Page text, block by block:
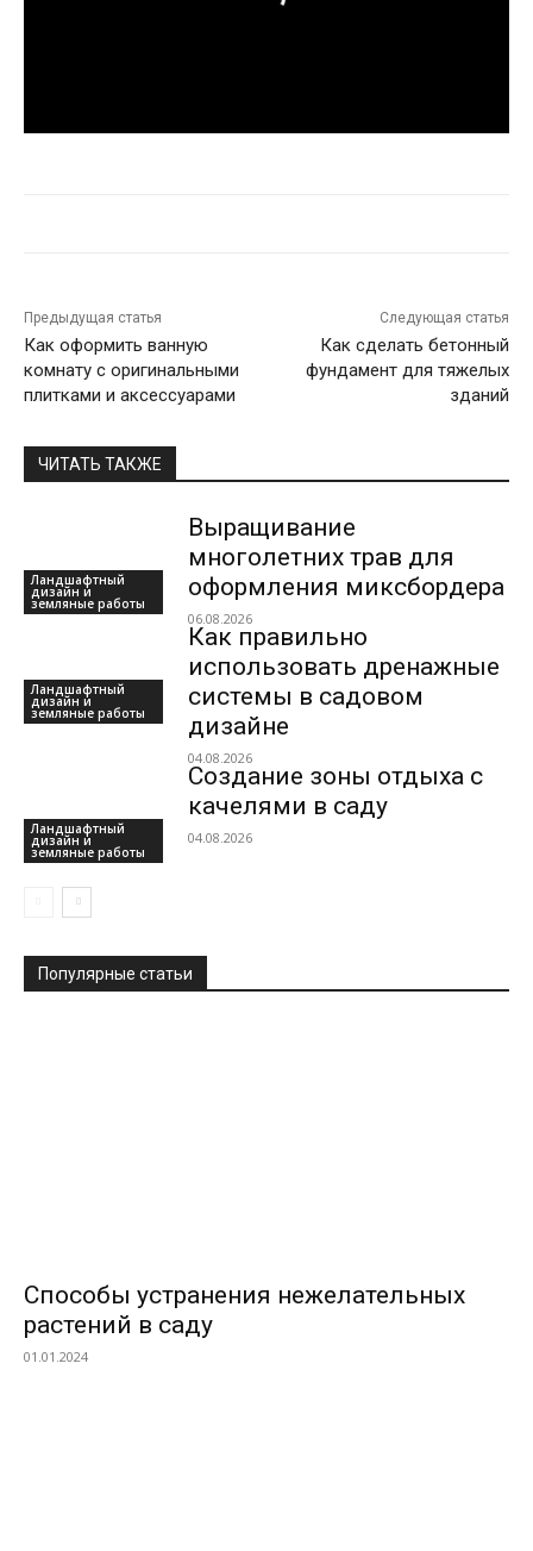
Предыдущая статья
Как оформить ванную
комнату с оригинальными
плитками и аксессуарами
Следующая статья
Как сделать бетонный
фундамент для тяжелых
зданий
ЧИТАТЬ ТАКЖЕ
Ландшафтный
дизайн и
земляные работы
Выращивание
многолетних трав для
оформления миксбордера
06.08.2026
Ландшафтный
дизайн и
земляные работы
Как правильно
использовать дренажные
системы в садовом
дизайне
04.08.2026
Ландшафтный
дизайн и
земляные работы
Создание зоны отдыха с
качелями в саду
04.08.2026
Популярные статьи
Способы устранения нежелательных
растений в саду
01.01.2024